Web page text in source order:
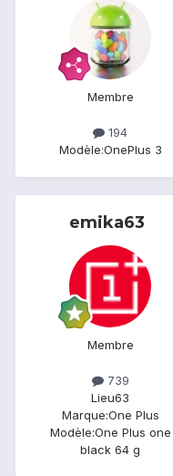
Membre
194
Modèle:OnePlus 3
emika63
Membre
739
Lieu63
Marque:One Plus
Modèle:One Plus one
black 64 g